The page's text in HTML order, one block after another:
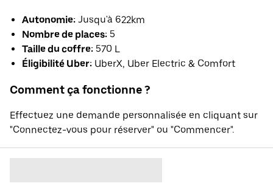
Autonomie: Jusqu'à 622km
Nombre de places: 5
Taille du coffre: 570 L
Éligibilité Uber: UberX, Uber Electric & Comfort
Comment ça fonctionne ?
Effectuez une demande personnalisée en cliquant sur
"Connectez-vous pour réserver" ou "Commencer".